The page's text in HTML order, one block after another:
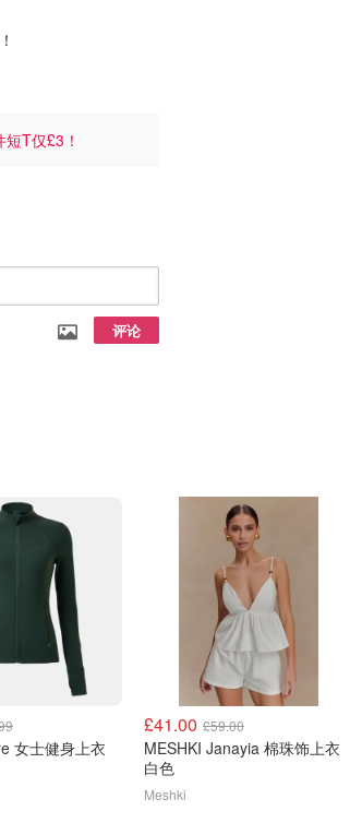
T仅£3！
评论
女士健身上衣
£41.00 £59.00
MESHKI Janayia 棉珠饰上衣
白色
Meshki